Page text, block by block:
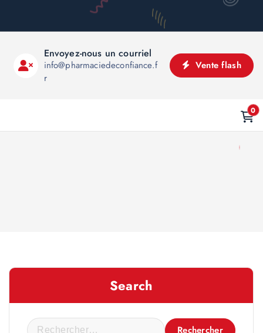
Envoyez-nous un courriel
info@pharmaciedeconfiance.f
r
Vente flash
0
Search
R